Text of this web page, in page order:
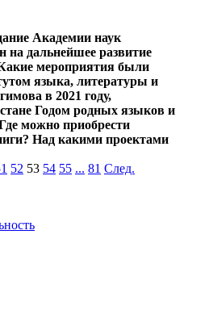
Академии наук
на дальнейшее развитие
мероприятия были
языка, литературы и
в 2021 году,
Годом родных языков и
можно приобрести
Над какими проектами
52 53 54 55 ... 81 След.